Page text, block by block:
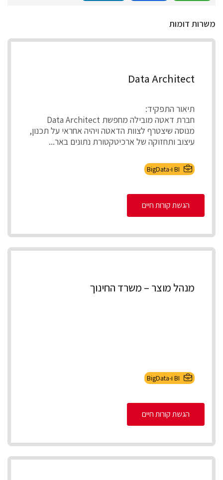
משרות דומות
Data Architect
תיאור התפקיד:
חברת דאטה מובילה מחפשת Data Architect
מנוסה שיצטרף לצוות הדאטה ויהיה אחראי על תכנון,
עיצוב ותחזוקה של ארכיטקטורת נתונים באר...
BI ו-BigData
הגשת קורות חיים
מנהל מוצר – משרד החינוך
BI ו-BigData
הגשת קורות חיים